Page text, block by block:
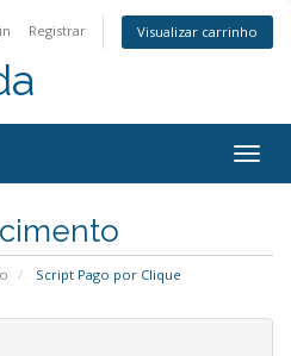
Registrar Visualizar carrinho
Script Pago por Clique